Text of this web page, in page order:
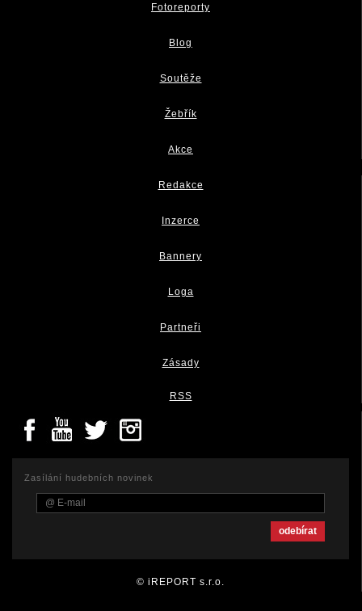
Fotoreporty
Blog
Soutěže
Žebřík
Akce
Redakce
Inzerce
Bannery
Loga
Partneři
Zásady
RSS
Zasílání hudebních novinek
© iREPORT s.r.o.